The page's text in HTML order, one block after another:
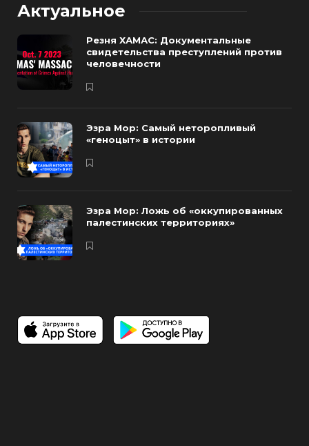
Актуальное
Резня ХАМАС: Документальные
свидетельства преступлений против
человечности
Эзра Мор: Самый неторопливый
«геноцыт» в истории
Эзра Мор: Ложь об «оккупированных
палестинских территориях»